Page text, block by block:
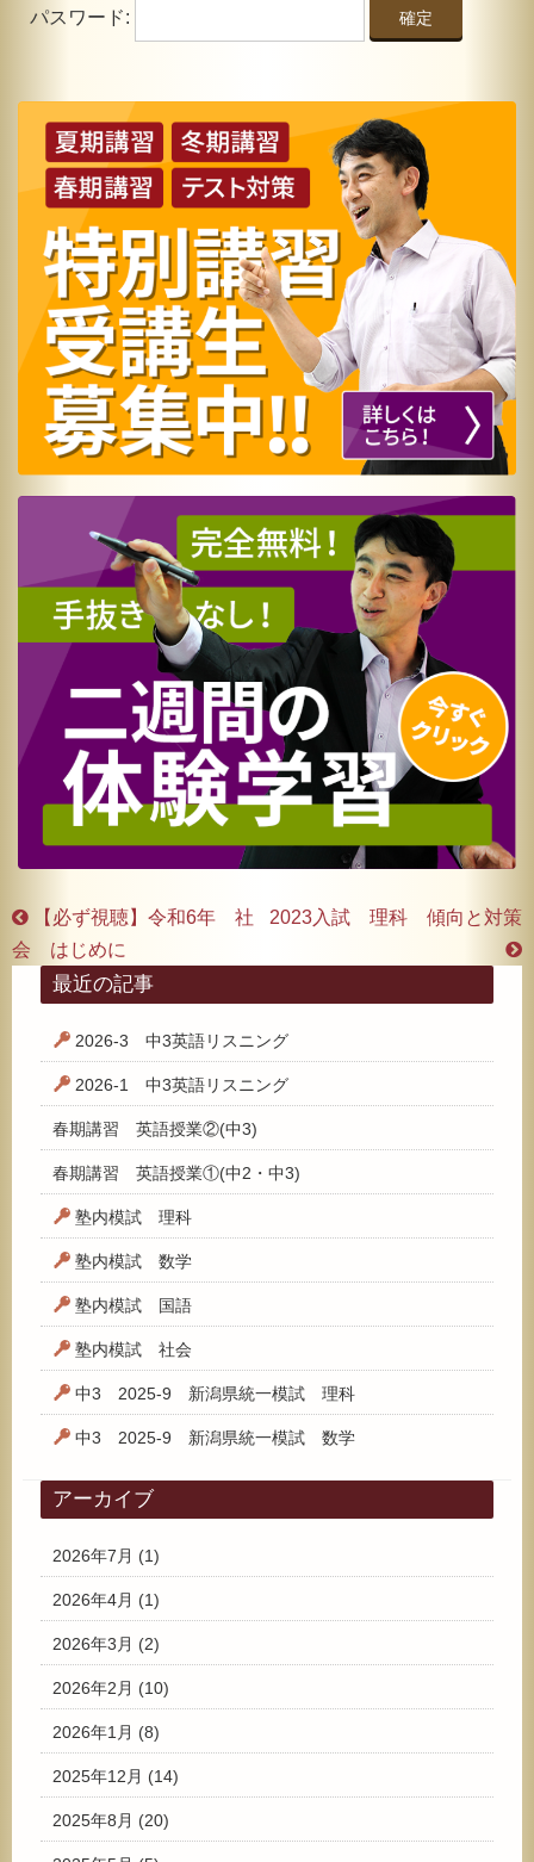
パスワード:
【必ず視聴】令和6年 社
会 はじめに
2023入試 理科 傾向と対策
最近の記事
2026-3 中3英語リスニング
2026-1 中3英語リスニング
春期講習 英語授業②(中3)
春期講習 英語授業①(中2・中3)
塾内模試 理科
塾内模試 数学
塾内模試 国語
塾内模試 社会
中3 2025-9 新潟県統一模試 理科
中3 2025-9 新潟県統一模試 数学
アーカイブ
2026年7月 (1)
2026年4月 (1)
2026年3月 (2)
2026年2月 (10)
2026年1月 (8)
2025年12月 (14)
2025年8月 (20)